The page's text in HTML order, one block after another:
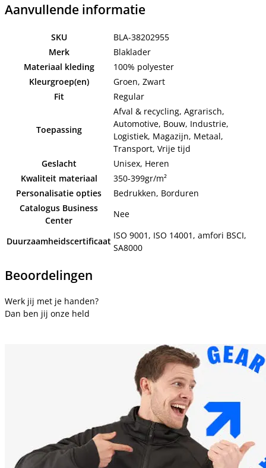
Aanvullende informatie
SKU
BLA-38202955
Merk
Blaklader
Materiaal kleding
100% polyester
Kleurgroep(en)
Groen, Zwart
Fit
Regular
Toepassing
Afval & recycling, Agrarisch,
Automotive, Bouw, Industrie,
Logistiek, Magazijn, Metaal,
Transport, Vrije tijd
Geslacht
Unisex, Heren
Kwaliteit materiaal
350-399gr/m²
Personalisatie opties
Bedrukken, Borduren
Catalogus Business
Center
Nee
Duurzaamheidscertificaat
ISO 9001, ISO 14001, amfori BSCI,
SA8000
Beoordelingen
Werk jij met je handen?
Dan ben jij onze held